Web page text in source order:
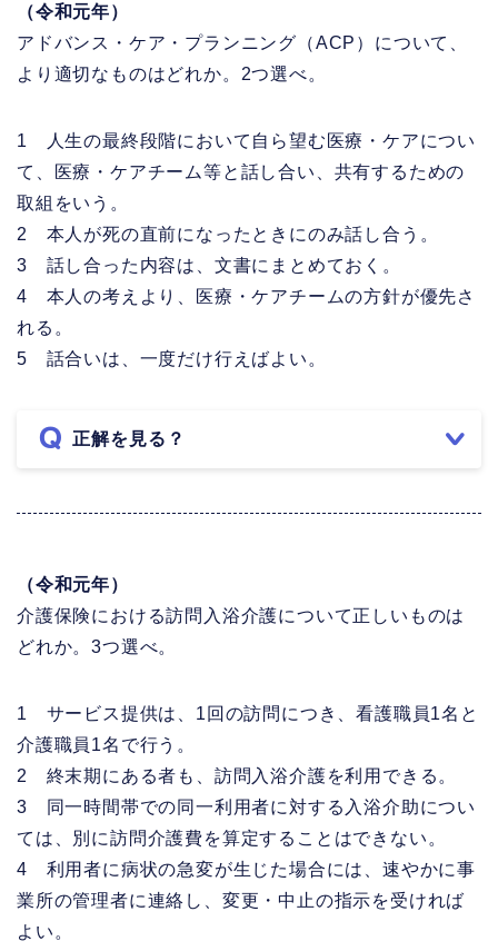
（令和元年）
アドバンス・ケア・プランニング（ACP）について、
より適切なものはどれか。2つ選べ。
1 人生の最終段階において自ら望む医療・ケアについ
て、医療・ケアチーム等と話し合い、共有するための
取組をいう。
2 本人が死の直前になったときにのみ話し合う。
3 話し合った内容は、文書にまとめておく。
4 本人の考えより、医療・ケアチームの方針が優先さ
れる。
5 話合いは、一度だけ行えばよい。
正解を見る？
（令和元年）
介護保険における訪問入浴介護について正しいものは
どれか。3つ選べ。
1 サービス提供は、1回の訪問につき、看護職員1名と
介護職員1名で行う。
2 終末期にある者も、訪問入浴介護を利用できる。
3 同一時間帯での同一利用者に対する入浴介助につい
ては、別に訪問介護費を算定することはできない。
4 利用者に病状の急変が生じた場合には、速やかに事
業所の管理者に連絡し、変更・中止の指示を受ければ
よい。